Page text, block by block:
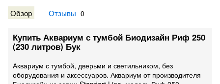
Обзор Отзывы 0
Купить Аквариум с тумбой Биодизайн Риф 250
(230 литров) Бук
Аквариум с тумбой, дверьми и светильником, без
оборудования и аксессуаров. Аквариум от производителя